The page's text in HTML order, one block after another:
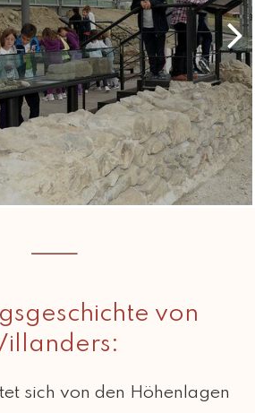
von
sich von den Höhenlagen